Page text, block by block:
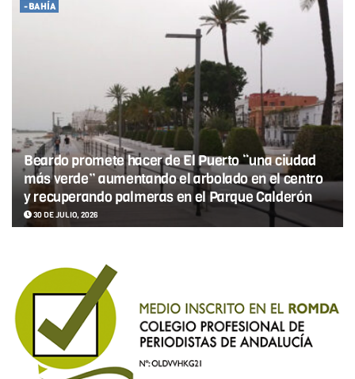
-BAHÍA
Beardo promete hacer de El Puerto “una ciudad
más verde” aumentando el arbolado en el centro
y recuperando palmeras en el Parque Calderón
30 DE JULIO, 2026